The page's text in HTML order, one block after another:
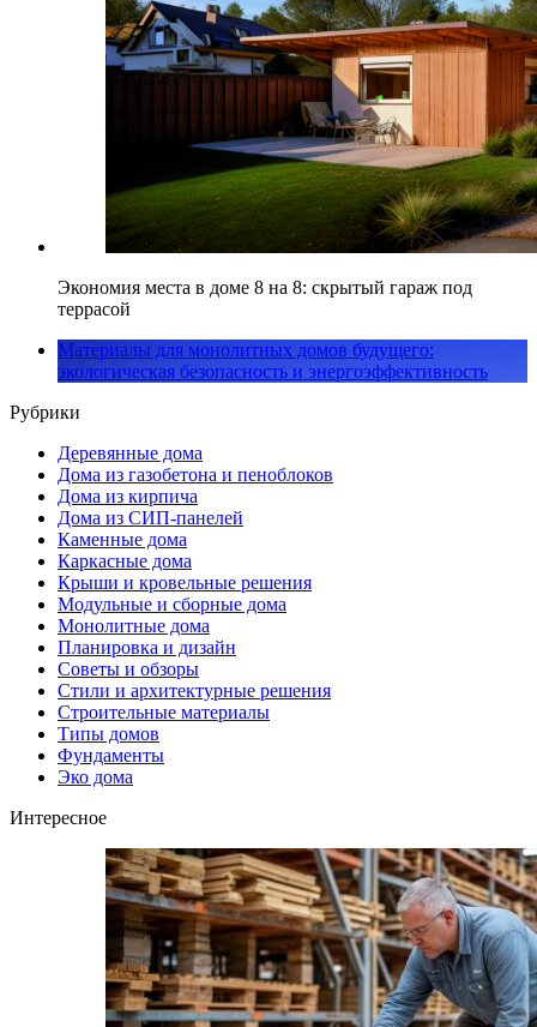
Экономия места в доме 8 на 8: скрытый гараж под
террасой
Материалы для монолитных домов будущего:
экологическая безопасность и энергоэффективность
Рубрики
Деревянные дома
Дома из газобетона и пеноблоков
Дома из кирпича
Дома из СИП-панелей
Каменные дома
Каркасные дома
Крыши и кровельные решения
Модульные и сборные дома
Монолитные дома
Планировка и дизайн
Советы и обзоры
Стили и архитектурные решения
Строительные материалы
Типы домов
Фундаменты
Эко дома
Интересное